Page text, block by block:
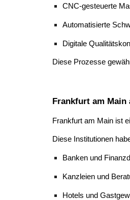
CNC-gesteuerte
Automatisierte
Digitale
Diese Prozesse
Frankfurt am
Frankfurt am Main ist
Diese Institutionen
Banken und
Kanzleien und
Hotels und